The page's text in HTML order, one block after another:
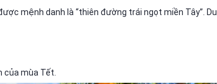
mệnh danh là “thiên đường trái ngọt miền Tây”. Du
của mùa Tết.